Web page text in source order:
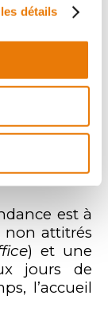
détails
de
et
.
au travail
de valeur
cachet,
création
de
est à
non attitrés
) et une
jours de
l’accueil